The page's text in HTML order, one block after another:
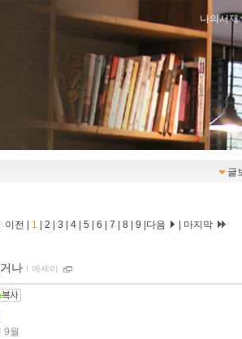
나의서재
글
이전 | 1 2 3 4 5 6 7 8 9 다음 마지막
나 ｌ 에세이
9월